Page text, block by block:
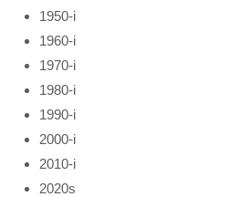
1950-і
1960-і
1970-і
1980-і
1990-і
2000-і
2010-і
2020s